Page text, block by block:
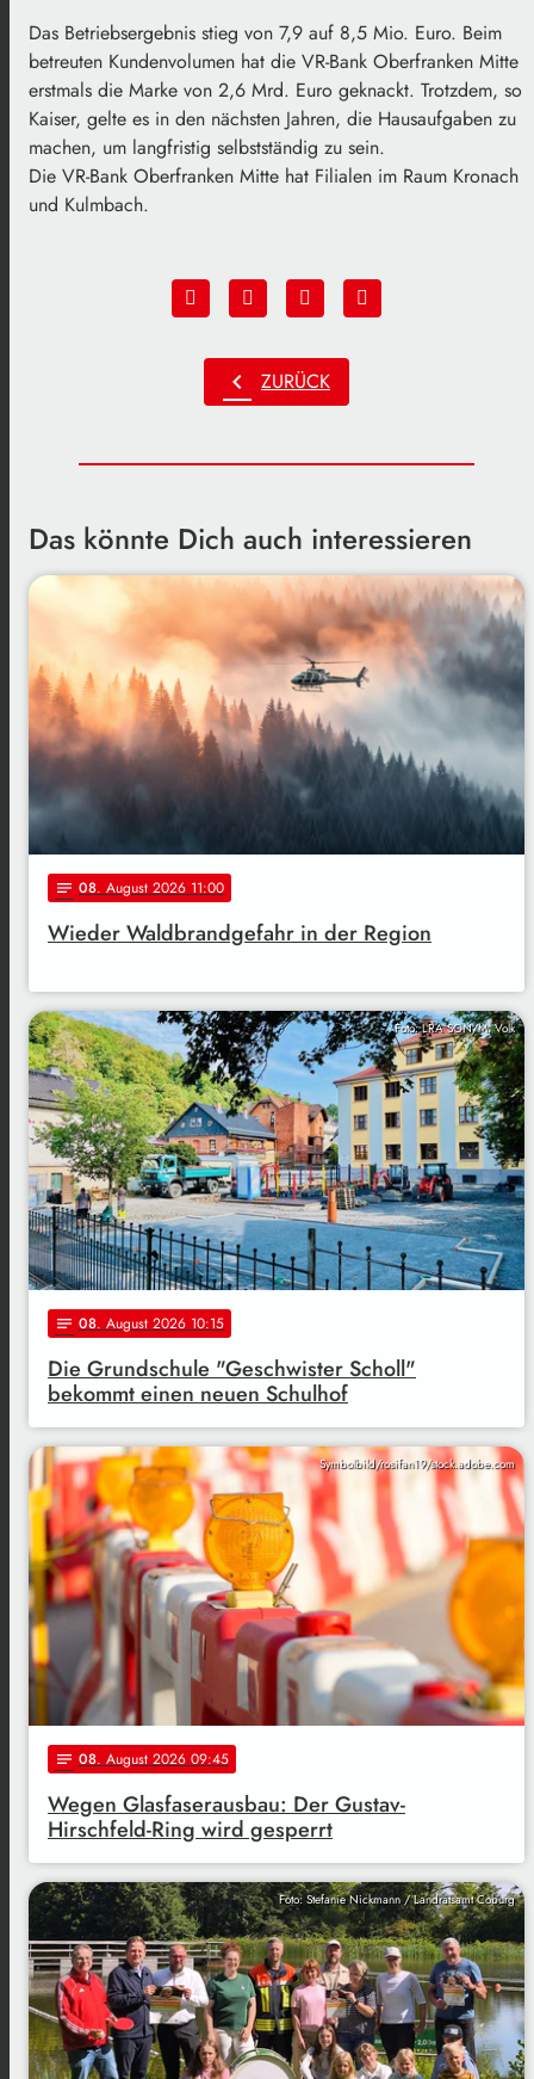
Das Betriebsergebnis stieg von 7,9 auf 8,5 Mio. Euro. Beim
betreuten Kundenvolumen hat die VR-Bank Oberfranken Mitte
erstmals die Marke von 2,6 Mrd. Euro geknackt. Trotzdem, so
Kaiser, gelte es in den nächsten Jahren, die Hausaufgaben zu
machen, um langfristig selbstständig zu sein.
Die VR-Bank Oberfranken Mitte hat Filialen im Raum Kronach
und Kulmbach.
chevron_left ZURÜCK
Das könnte Dich auch interessieren
notes 08. August 2026 11:00
Wieder Waldbrandgefahr in der Region
Foto: LRA SON/M. Volk
notes 08. August 2026 10:15
Die Grundschule "Geschwister Scholl"
bekommt einen neuen Schulhof
Symbolbild/rosifan19/stock.adobe.com
notes 08. August 2026 09:45
Wegen Glasfaserausbau: Der Gustav-
Hirschfeld-Ring wird gesperrt
Foto: Stefanie Nickmann / Landratsamt Coburg